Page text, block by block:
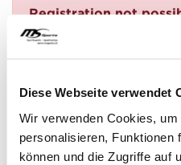
Diese Webseite verwendet
Wir verwenden Cookies,
personalisieren, Funktionen
können und die Zugriffe auf
Registration not
found
Questions?
FEEL FREE TO CONTACT
Phone: +41 41 260 33 67
E-mail:info(at)mssports.ch